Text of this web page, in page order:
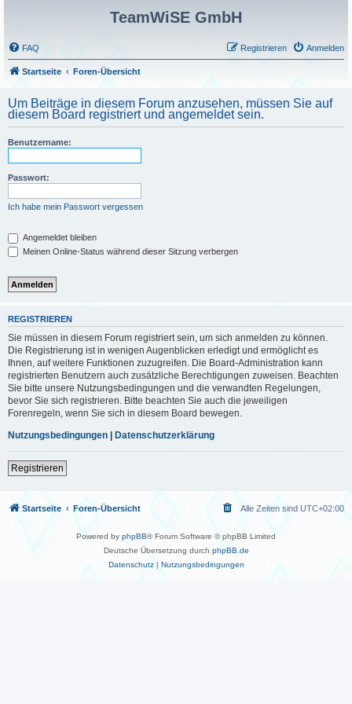
TeamWiSE GmbH
FAQ Anmelden
Registrieren
Startseite Foren-Übersicht
Um Beiträge in diesem Forum anzusehen, müssen Sie auf
diesem Board registriert und angemeldet sein.
Benutzername:
Passwort:
Ich habe mein Passwort vergessen
Angemeldet bleiben
Meinen Online-Status während dieser Sitzung verbergen
REGISTRIEREN
Sie müssen in diesem Forum registriert sein, um sich anmelden zu können.
Die Registrierung ist in wenigen Augenblicken erledigt und ermöglicht es
Ihnen, auf weitere Funktionen zuzugreifen. Die Board-Administration kann
registrierten Benutzern auch zusätzliche Berechtigungen zuweisen. Beachten
Sie bitte unsere Nutzungsbedingungen und die verwandten Regelungen,
bevor Sie sich registrieren. Bitte beachten Sie auch die jeweiligen
Forenregeln, wenn Sie sich in diesem Board bewegen.
Nutzungsbedingungen | Datenschutzerklärung
Registrieren
Startseite Foren-Übersicht Alle Zeiten sind UTC+02:00
Powered by phpBB® Forum Software © phpBB Limited
Deutsche Übersetzung durch phpBB.de
Datenschutz| Nutzungsbedingungen